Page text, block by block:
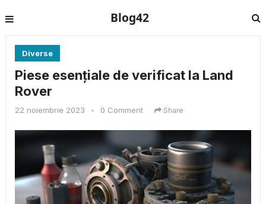
Blog42
Diverse
Piese esențiale de verificat la Land
Rover
22 noiembrie 2023 • 0 Comment Share